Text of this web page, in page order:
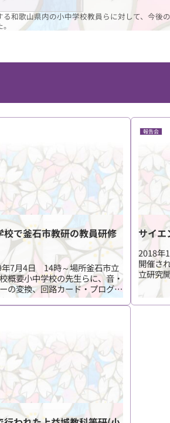
和歌山県内の小中学校教員らに対して、今
校で釜石市教研の教員研修
年7月4日 14時～場所釜石市立
概要小中学校の先生らに、音・
の変換、回路カード・プログラ
理院地図などの教材を紹介しま
貞光、大崎
報告会
サイエ
2018年
開催さ
立研究
いたし
年から
日本最